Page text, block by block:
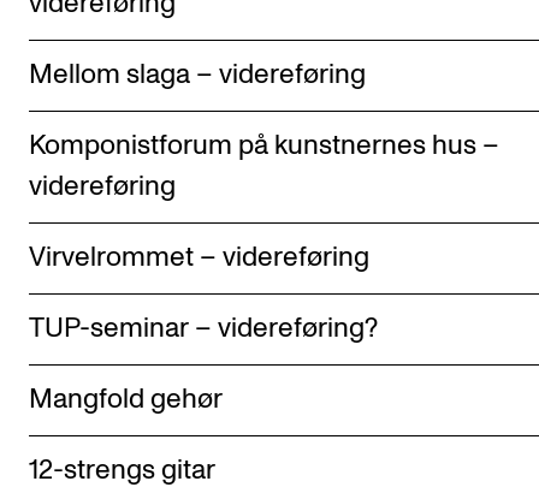
Mellom slaga – videreføring
Komponistforum på kunstnernes hus –
videreføring
Virvelrommet – videreføring
TUP-seminar – videreføring?
Mangfold gehør
12-strengs gitar